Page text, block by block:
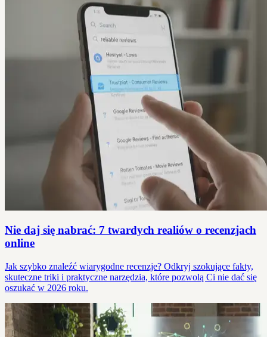
Nie daj się nabrać: 7 twardych realiów o recenzjach
online
Jak szybko znaleźć wiarygodne recenzje? Odkryj szokujące fakty,
skuteczne triki i praktyczne narzędzia, które pozwolą Ci nie dać się
oszukać w 2026 roku.